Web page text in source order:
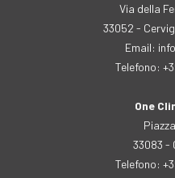
Via della
33052 -
Email:
Telefono:
One
33083 -
Telefono: